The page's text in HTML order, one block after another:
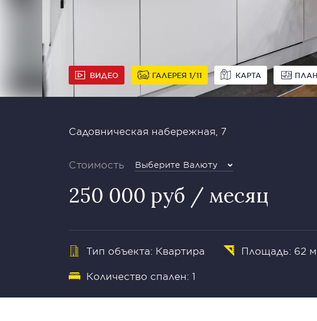
ВИДЕО ГАЛЕРЕЯ 1 11 КАРТА
Садовническая набережная, 7
Стоимость Выберите Валюту
250 000 руб / месяц
Тип объекта: Квартира Площадь: 62
Количество спален: 1